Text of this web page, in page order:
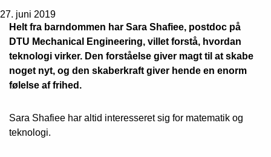
27. juni 2019
Helt fra barndommen har Sara Shafiee, postdoc på
DTU Mechanical Engineering, villet forstå, hvordan
teknologi virker. Den forståelse giver magt til at skabe
noget nyt, og den skaberkraft giver hende en enorm
følelse af frihed.
Sara Shafiee har altid interesseret sig for matematik og
teknologi.